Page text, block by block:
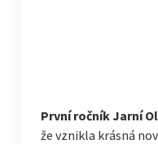
První ročník Jarní
že vznikla krásná